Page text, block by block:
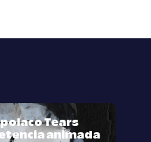
polaco Tears
animada